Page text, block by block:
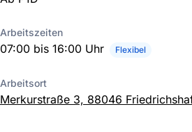
Arbeitszeiten
07:00 bis 16:00 Uhr Flexibel
Arbeitsort
Merkurstraße 3, 88046